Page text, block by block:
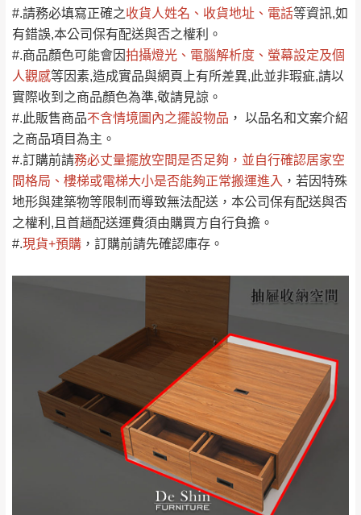
#.請務必填寫正確之收貨人姓名、收貨地址、電話等資訊,如
有錯誤,本公司保有配送與否之權利。
#.商品顏色可能會因拍攝燈光、電腦解析度、螢幕設定及個
人觀感等因素,造成實品與網頁上有所差異,此並非瑕疵,請以
實際收到之商品顏色為準,敬請見諒。
#.此販售商品不含情境圖內之擺設物品 ， 以品名和文案介紹
之商品項目為主。
#.訂購前請務必丈量擺放空間是否足夠 ，並自行確認居家空
間格局、 樓梯或電梯大小是否能夠正常搬運進入 ，若因特殊
地形與建築物等限制而導致無法配送，本公司保有配送與否
之權利,且首趟配送運費須由購買方自行負擔。
#.現貨+預購 ，訂購前請先確認庫存。
運送地區 運送費用
偏遠地區
（請先線上詢問 LINE
→@dershin ）
桃園
免 運
費
＊A108產品另收運費
復興鄉
新竹
峨眉鄉、五峰鄉、
橫山、北埔鄉、尖
石鄉、寶山鄉山
區、新埔山區、芎
無
新北
雙溪、貢寮、烏
來、平溪、九份、
石門、林口 下福
里、新店山區、三
峽山區、石碇、坪
林、福隆、淡水山
區、北投湖山路、
深坑山區
Line客服」來信確認商品是否有「現貨」與
「金額」。
若商品價格或庫存有異常，商家有權取消訂
單。部分網路商品恕無法更改原設計或客製，敬請
見諒！
接單後二日內(不含例假日)，我們客服會與您
電話聯絡或E-Mail通知確認訂單。
（線上客服 LINE → @dershin）
下單前先詢問是否現貨，若未詢問下單後無
現貨我們客服會再來電或E-Mail與您聯絡
運送範圍：限定北至基隆，南至苗栗，偏遠
地區恕無法提供運送 (詳見運送規章)。
配送範圍：
苗栗至基隆；其它地區暫不開放，如因特殊
地型限制(山區、鄉、鎮、村)、樓梯太小、無
法搬運上樓等因素，導致無法配送，本公司
保有出貨的權利。
保護物流人員的工作安全，賣家無提供吊掛
服務，若需以吊車或其他的吊掛方式吊運，
費用將由買方自行支付。
全部 依評論高至低排列
依評論低至高排列 只顯示附上圖片
只顯示附上評論